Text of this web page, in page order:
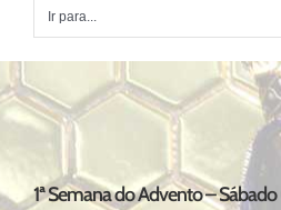
Ir para...
1ª Semana do Advento –